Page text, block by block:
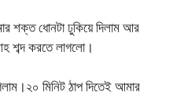
শক্ত ধোনটা ঢুকিয়ে দিলাম আর
শব্দ করতে লাগলো।
মিনিট ঠাপ দিতেই আমার